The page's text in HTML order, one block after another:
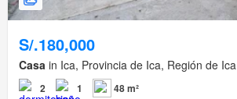
S/.180,000
Casa in Ica, Provincia de Ica, Región de Ica
2 1
48 m²